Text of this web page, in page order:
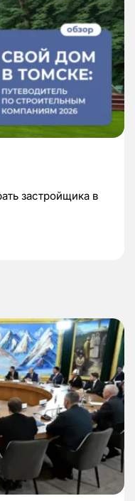
застройщика в